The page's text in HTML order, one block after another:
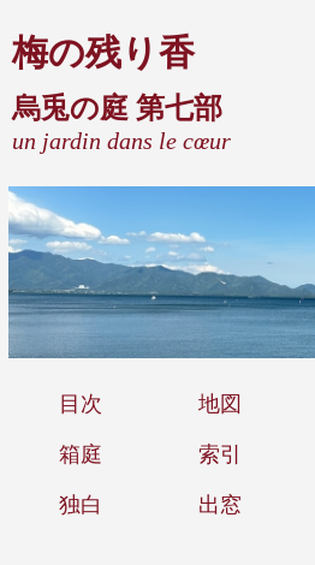
梅の残り香
烏兎の庭 第七部
un jardin dans le cœur
目次 地図
箱庭 索引
独白 出窓